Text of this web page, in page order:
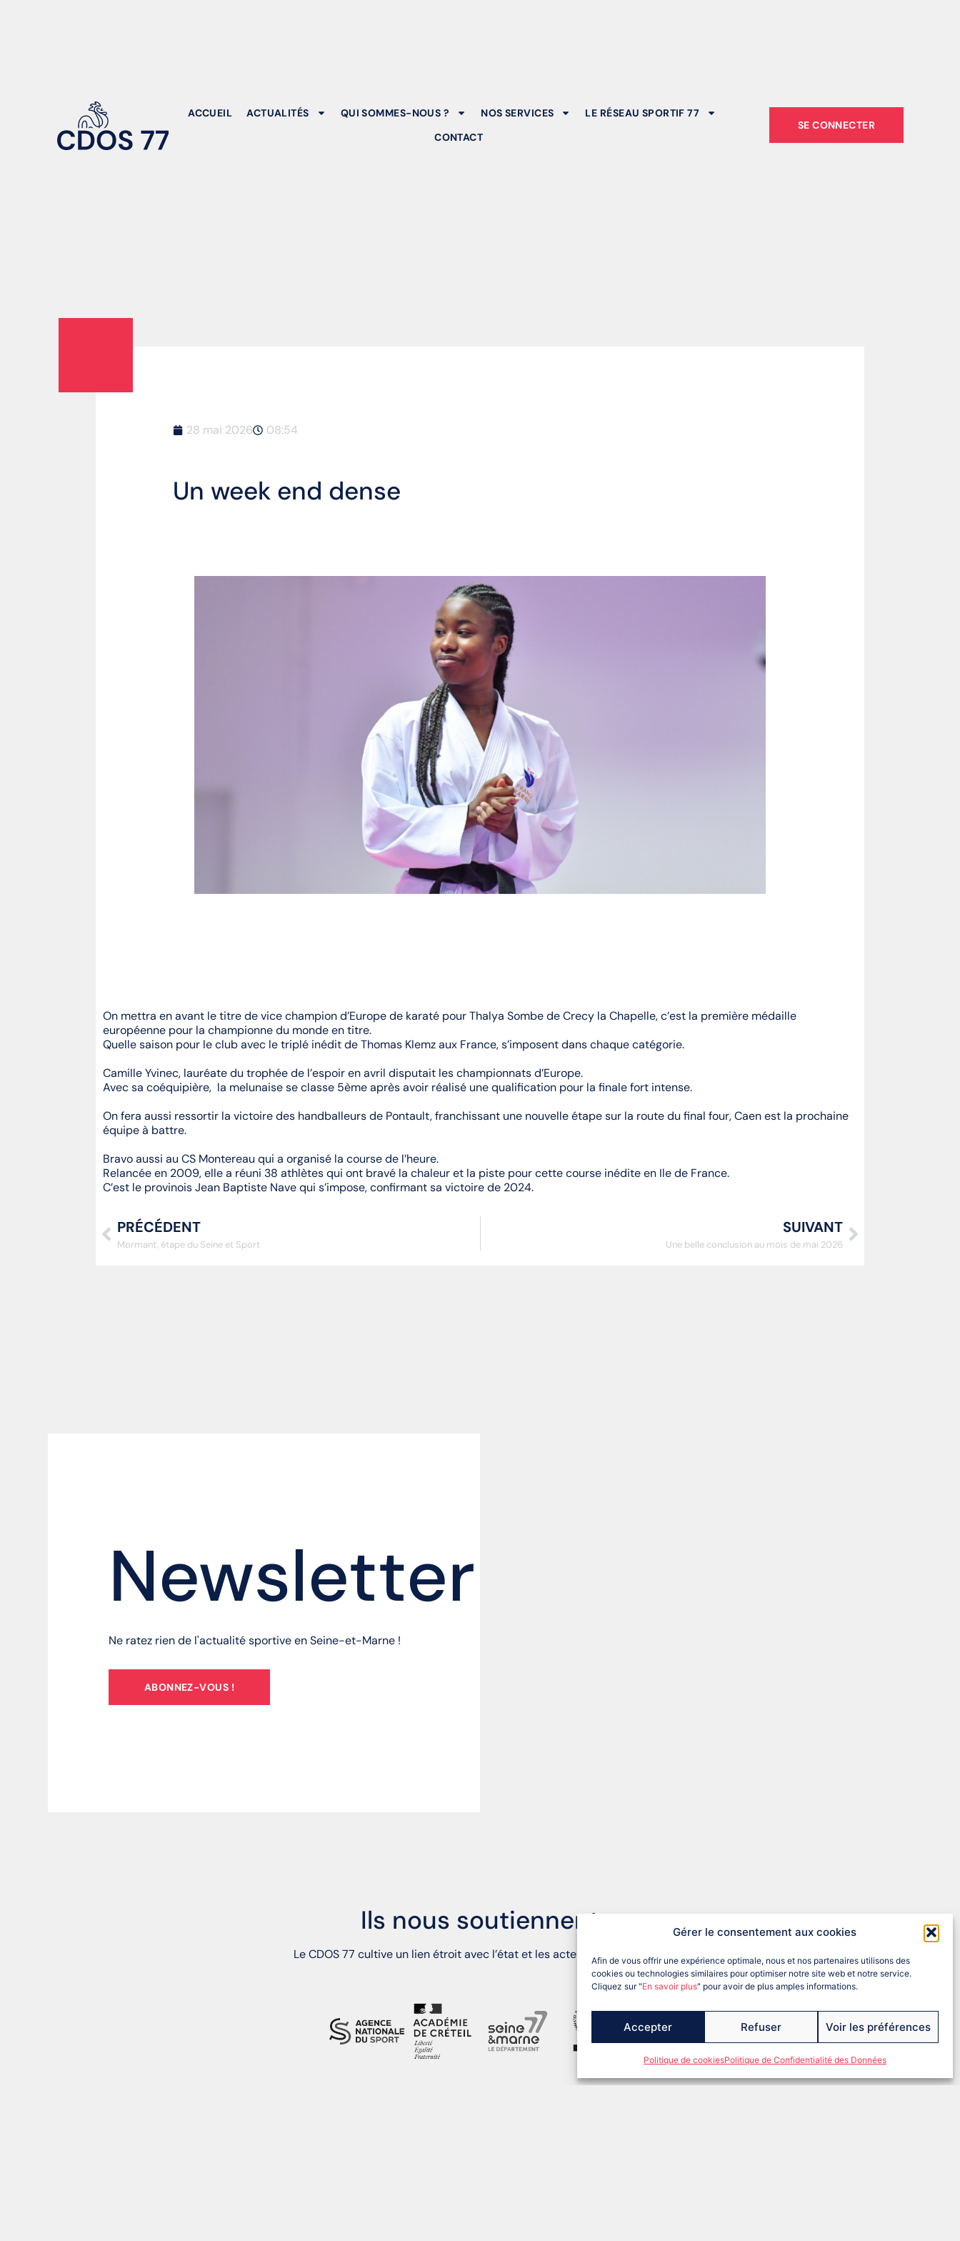
Gérer le consentement aux cookies
Afin de vous offrir une expérience optimale, nous et nos partenaires utilisons des
cookies ou technologies similaires pour optimiser notre site web et notre service.
Cliquez sur "En savoir plus" pour avoir de plus amples informations.
Accepter Refuser Voir les préférences
Politique de cookiesPolitique de Confidentialité des Données
ACCUEIL ACTUALITÉS QUI SOMMES-NOUS ? NOS SERVICES
LE RÉSEAU SPORTIF 77
CONTACT
SE CONNECTER
28 mai 2026 08:54
Un week end dense
On mettra en avant le titre de vice champion d’Europe de karaté pour Thalya Sombe de Crecy la Chapelle, c’est la première médaille
européenne pour la championne du monde en titre.
Quelle saison pour le club avec le triplé inédit de Thomas Klemz aux France, s’imposent dans chaque catégorie.
Camille Yvinec, lauréate du trophée de l’espoir en avril disputait les championnats d’Europe.
Avec sa coéquipière, la melunaise se classe 5ème après avoir réalisé une qualification pour la finale fort intense.
On fera aussi ressortir la victoire des handballeurs de Pontault, franchissant une nouvelle étape sur la route du final four, Caen est la prochaine
équipe à battre.
Bravo aussi au CS Montereau qui a organisé la course de l’heure.
Relancée en 2009, elle a réuni 38 athlètes qui ont bravé la chaleur et la piste pour cette course inédite en Ile de France.
C’est le provinois Jean Baptiste Nave qui s’impose, confirmant sa victoire de 2024.
PRÉCÉDENT
Mormant, étape du Seine et Sport
SUIVANT
Une belle conclusion au mois de mai 2026
Newsletter
Ne ratez rien de l'actualité sportive en Seine-et-Marne !
ABONNEZ-VOUS !
Ils nous soutiennent
Le CDOS 77 cultive un lien étroit avec l’état et les acteurs du territoires.